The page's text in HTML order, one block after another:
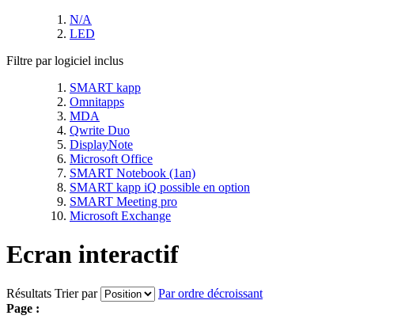
N/A
LED
Filtre par logiciel inclus
SMART kapp
Omnitapps
MDA
Qwrite Duo
DisplayNote
Microsoft Office
SMART Notebook (1an)
SMART kapp iQ possible en option
SMART Meeting pro
Microsoft Exchange
Ecran interactif
Résultats Trier par
Par ordre décroissant
Page :